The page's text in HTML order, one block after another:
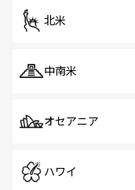
北米
中南米
オセアニア
ハワイ